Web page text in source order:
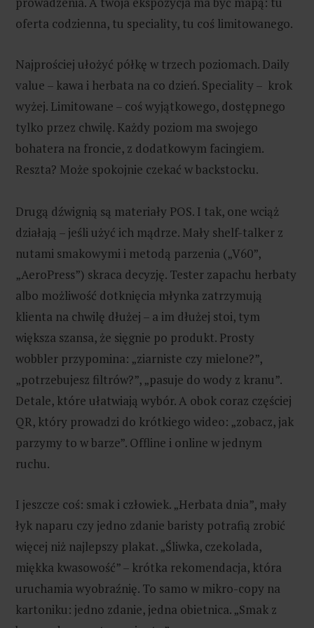
oferta codzienna, tu speciality, tu coś limitowanego.
Najprościej ułożyć półkę w trzech poziomach. Daily
value – kawa i herbata na co dzień. Speciality – krok
wyżej. Limitowane – coś wyjątkowego, dostępnego
tylko przez chwilę. Każdy poziom ma swojego
bohatera na froncie, z dodatkowym facingiem.
Reszta? Może spokojnie czekać w backstocku.
Drugą dźwignią są materiały POS. I tak, one wciąż
działają – jeśli użyć ich mądrze. Mały shelf-talker z
nutami smakowymi i metodą parzenia („V60”,
„AeroPress”) skraca decyzję. Tester zapachu herbaty
albo możliwość dotknięcia młynka zatrzymują
klienta na chwilę dłużej – a im dłużej stoi, tym
większa szansa, że sięgnie po produkt. Prosty
wobbler przypomina: „ziarniste czy mielone?”,
„potrzebujesz filtrów?”, „pasuje do wody z kranu”.
Detale, które ułatwiają wybór. A obok coraz częściej
QR, który prowadzi do krótkiego wideo: „zobacz, jak
parzymy to w barze”. Offline i online w jednym
ruchu.
I jeszcze coś: smak i człowiek. „Herbata dnia”, mały
łyk naparu czy jedno zdanie baristy potrafią zrobić
więcej niż najlepszy plakat. „Śliwka, czekolada,
miękka kwasowość” – krótka rekomendacja, która
uruchamia wyobraźnię. To samo w mikro-copy na
kartoniku: jedno zdanie, jedna obietnica. „Smak z